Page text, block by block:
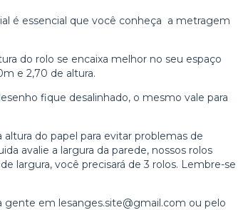
é essencial que você conheça a metragem
do rolo se encaixa melhor no seu espaço
e 2,70 de altura.
fique desalinhado, o mesmo vale para
do papel para evitar problemas de
avalie a largura da parede, nossos rolos
largura, você precisará de 3 rolos. Lembre-se
gente em lesanges.site@gmail.com ou pelo